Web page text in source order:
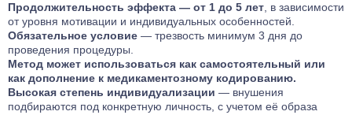
Продолжительность эффекта — от 1 до 5 лет , в зависимости
от уровня мотивации и индивидуальных особенностей.
Обязательное условие — трезвость минимум 3 дня до
проведения процедуры.
Метод может использоваться как самостоятельный или
как дополнение к медикаментозному кодированию.
Высокая степень индивидуализации — внушения
подбираются под конкретную личность, с учетом её образа